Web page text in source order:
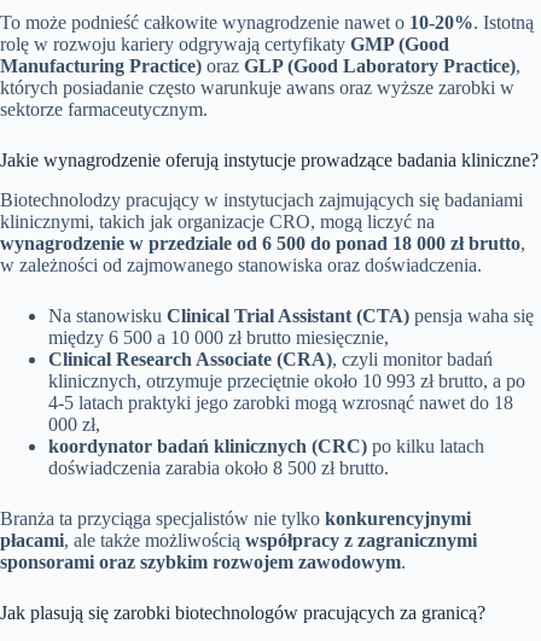
To może podnieść całkowite wynagrodzenie nawet o 10-20%. Istotną
rolę w rozwoju kariery odgrywają certyfikaty GMP (Good
Manufacturing Practice) oraz GLP (Good Laboratory Practice),
których posiadanie często warunkuje awans oraz wyższe zarobki w
sektorze farmaceutycznym.
Jakie wynagrodzenie oferują instytucje prowadzące badania kliniczne?
Biotechnolodzy pracujący w instytucjach zajmujących się badaniami
klinicznymi, takich jak organizacje CRO, mogą liczyć na
wynagrodzenie w przedziale od 6 500 do ponad 18 000 zł brutto,
w zależności od zajmowanego stanowiska oraz doświadczenia.
Na stanowisku Clinical Trial Assistant (CTA) pensja waha się
między 6 500 a 10 000 zł brutto miesięcznie,
Clinical Research Associate (CRA), czyli monitor badań
klinicznych, otrzymuje przeciętnie około 10 993 zł brutto, a po
4-5 latach praktyki jego zarobki mogą wzrosnąć nawet do 18
000 zł,
koordynator badań klinicznych (CRC) po kilku latach
doświadczenia zarabia około 8 500 zł brutto.
Branża ta przyciąga specjalistów nie tylko konkurencyjnymi
płacami, ale także możliwością współpracy z zagranicznymi
sponsorami oraz szybkim rozwojem zawodowym.
Jak plasują się zarobki biotechnologów pracujących za granicą?